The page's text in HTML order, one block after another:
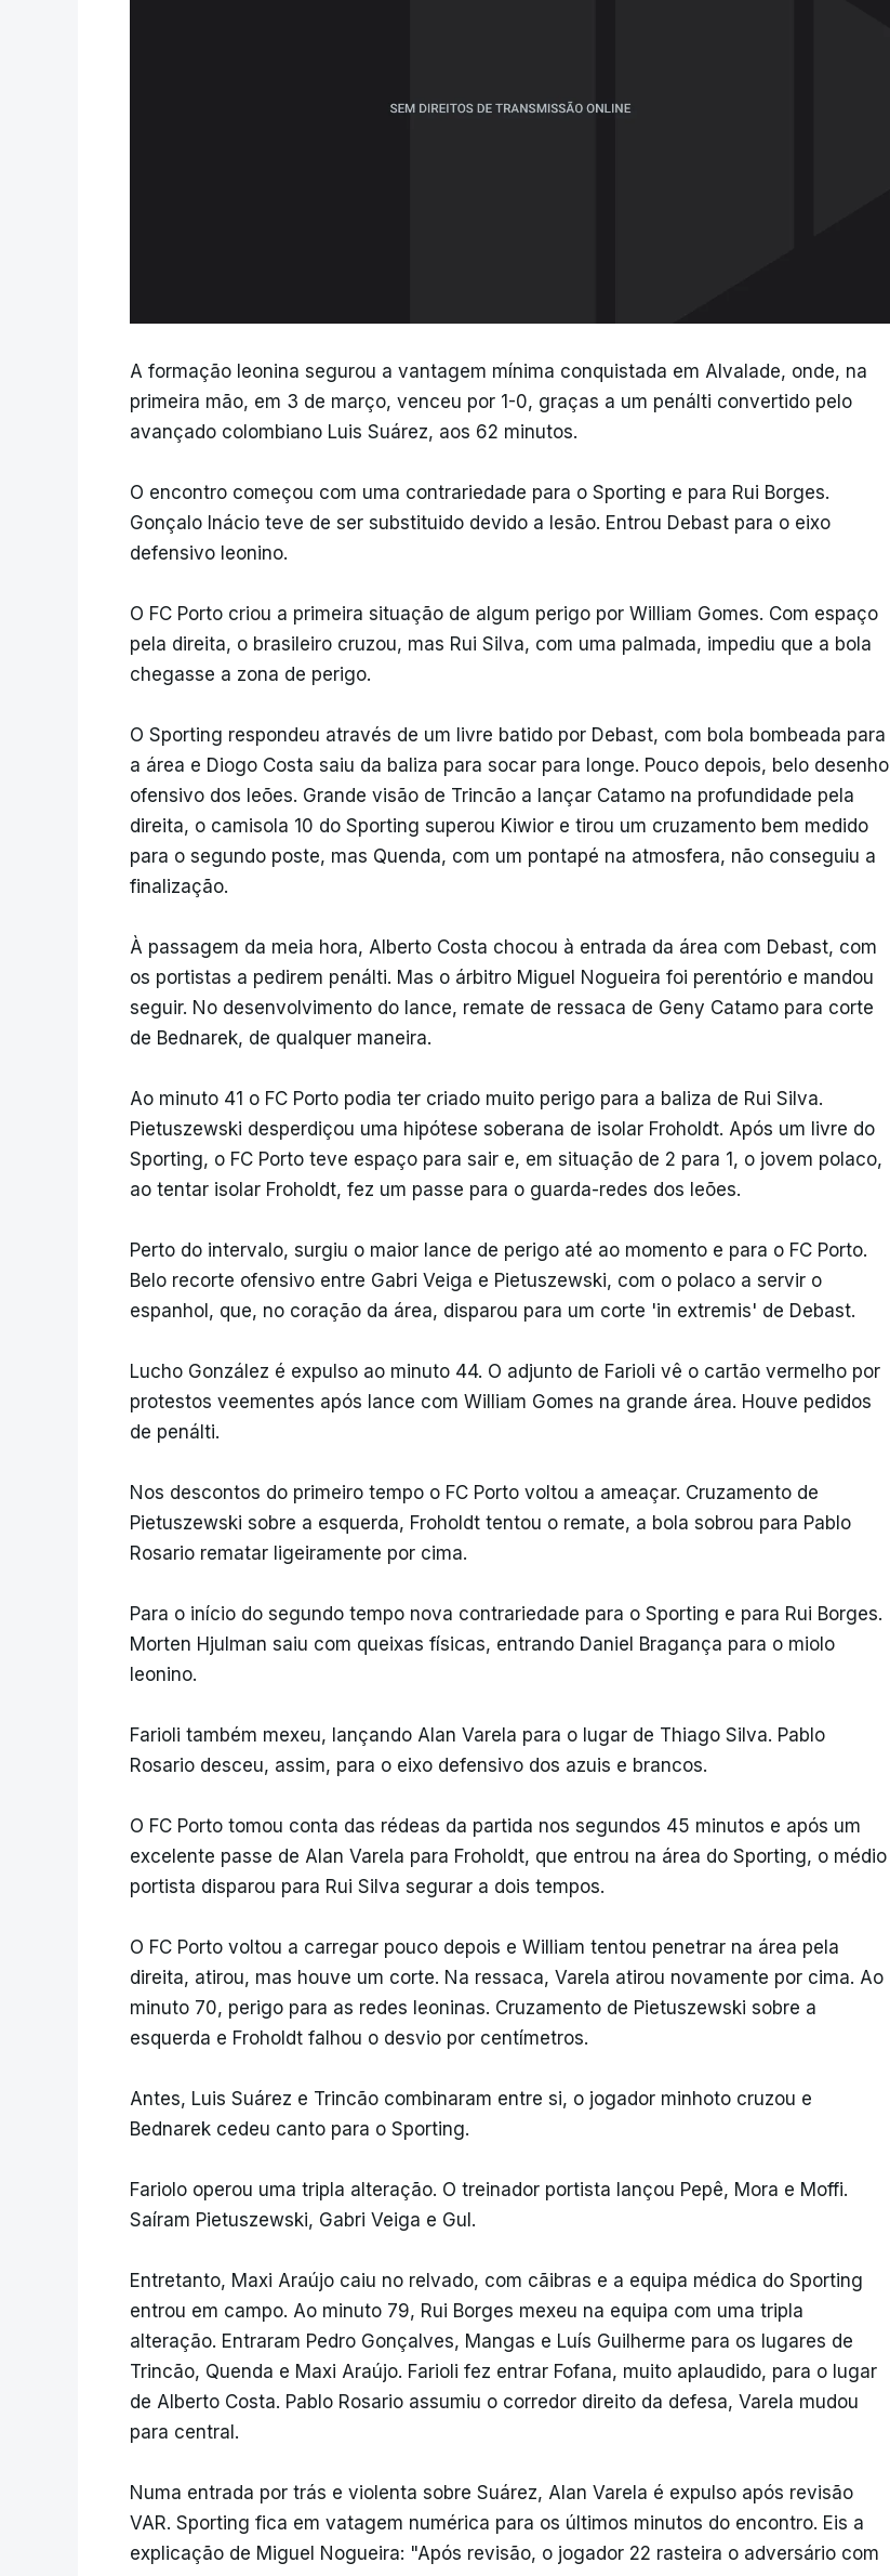
A formação leonina segurou a vantagem mínima conquistada em Alvalade, onde, na
primeira mão, em 3 de março, venceu por 1-0, graças a um penálti convertido pelo
avançado colombiano Luis Suárez, aos 62 minutos.
O encontro começou com uma contrariedade para o Sporting e para Rui Borges.
Gonçalo Inácio teve de ser substituido devido a lesão. Entrou Debast para o eixo
defensivo leonino.
O FC Porto criou a primeira situação de algum perigo por William Gomes. Com espaço
pela direita, o brasileiro cruzou, mas Rui Silva, com uma palmada, impediu que a bola
chegasse a zona de perigo.
O Sporting respondeu através de um livre batido por Debast, com bola bombeada para
a área e Diogo Costa saiu da baliza para socar para longe. Pouco depois, belo desenho
ofensivo dos leões. Grande visão de Trincão a lançar Catamo na profundidade pela
direita, o camisola 10 do Sporting superou Kiwior e tirou um cruzamento bem medido
para o segundo poste, mas Quenda, com um pontapé na atmosfera, não conseguiu a
finalização.
À passagem da meia hora, Alberto Costa chocou à entrada da área com Debast, com
os portistas a pedirem penálti. Mas o árbitro Miguel Nogueira foi perentório e mandou
seguir. No desenvolvimento do lance, remate de ressaca de Geny Catamo para corte
de Bednarek, de qualquer maneira.
Ao minuto 41 o FC Porto podia ter criado muito perigo para a baliza de Rui Silva.
Pietuszewski desperdiçou uma hipótese soberana de isolar Froholdt. Após um livre do
Sporting, o FC Porto teve espaço para sair e, em situação de 2 para 1, o jovem polaco,
ao tentar isolar Froholdt, fez um passe para o guarda-redes dos leões.
Perto do intervalo, surgiu o maior lance de perigo até ao momento e para o FC Porto.
Belo recorte ofensivo entre Gabri Veiga e Pietuszewski, com o polaco a servir o
espanhol, que, no coração da área, disparou para um corte 'in extremis' de Debast.
Lucho González é expulso ao minuto 44. O adjunto de Farioli vê o cartão vermelho por
protestos veementes após lance com William Gomes na grande área. Houve pedidos
de penálti.
Nos descontos do primeiro tempo o FC Porto voltou a ameaçar. Cruzamento de
Pietuszewski sobre a esquerda, Froholdt tentou o remate, a bola sobrou para Pablo
Rosario rematar ligeiramente por cima.
Para o início do segundo tempo nova contrariedade para o Sporting e para Rui Borges.
Morten Hjulman saiu com queixas físicas, entrando Daniel Bragança para o miolo
leonino.
Farioli também mexeu, lançando Alan Varela para o lugar de Thiago Silva. Pablo
Rosario desceu, assim, para o eixo defensivo dos azuis e brancos.
O FC Porto tomou conta das rédeas da partida nos segundos 45 minutos e após um
excelente passe de Alan Varela para Froholdt, que entrou na área do Sporting, o médio
portista disparou para Rui Silva segurar a dois tempos.
O FC Porto voltou a carregar pouco depois e William tentou penetrar na área pela
direita, atirou, mas houve um corte. Na ressaca, Varela atirou novamente por cima. Ao
minuto 70, perigo para as redes leoninas. Cruzamento de Pietuszewski sobre a
esquerda e Froholdt falhou o desvio por centímetros.
Antes, Luis Suárez e Trincão combinaram entre si, o jogador minhoto cruzou e
Bednarek cedeu canto para o Sporting.
Fariolo operou uma tripla alteração. O treinador portista lançou Pepê, Mora e Moffi.
Saíram Pietuszewski, Gabri Veiga e Gul.
Entretanto, Maxi Araújo caiu no relvado, com cãibras e a equipa médica do Sporting
entrou em campo. Ao minuto 79, Rui Borges mexeu na equipa com uma tripla
alteração. Entraram Pedro Gonçalves, Mangas e Luís Guilherme para os lugares de
Trincão, Quenda e Maxi Araújo. Farioli fez entrar Fofana, muito aplaudido, para o lugar
de Alberto Costa. Pablo Rosario assumiu o corredor direito da defesa, Varela mudou
para central.
Numa entrada por trás e violenta sobre Suárez, Alan Varela é expulso após revisão
VAR. Sporting fica em vatagem numérica para os últimos minutos do encontro. Eis a
explicação de Miguel Nogueira: "Após revisão, o jogador 22 rasteira o adversário com